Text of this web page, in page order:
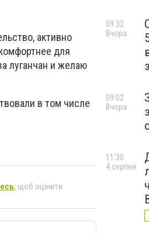
активно
для
луганчан и желаю
в том числе
, щоб оцінити
09:32
Вчора
09:02
Вчора
11:30
4 серпня